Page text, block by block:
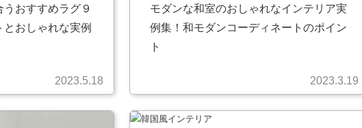
おすすめラグ９
おしゃれな実例
2023.5.18
モダンな和室のおしゃれなインテリア実
例集！和モダンコーディネートのポイン
ト
2023.3.19